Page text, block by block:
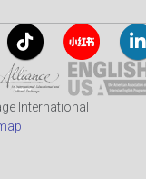
International